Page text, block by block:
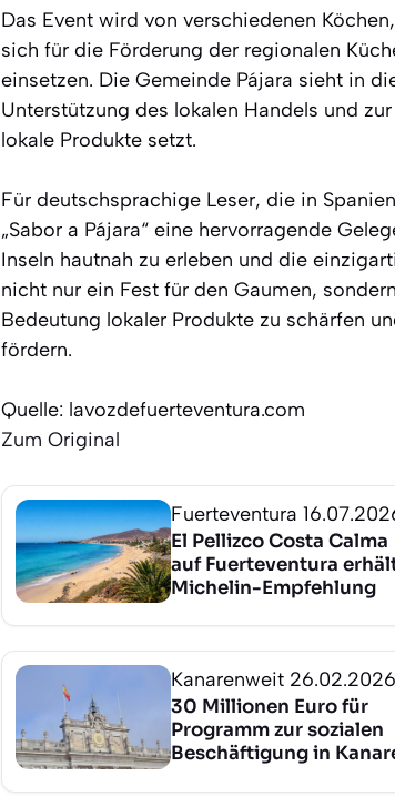
Das Event wird von verschiedenen
sich für die Förderung der regionalen
einsetzen. Die Gemeinde Pájara sieht in
Unterstützung des lokalen Handels und
lokale Produkte setzt.
Für deutschsprachige Leser, die in
„Sabor a Pájara“ eine hervorragende
Inseln hautnah zu erleben und die
nicht nur ein Fest für den Gaumen,
Bedeutung lokaler Produkte zu schärfen
fördern.
Quelle: lavozdefuerteventura.com
Zum Original
Fuerteventura
El Pellizco Costa Calma
auf Fuerteventura
Michelin-Empfehlung
Kanarenweit 26.02.2026
30 Millionen Euro für
Programm zur sozialen
Beschäftigung in